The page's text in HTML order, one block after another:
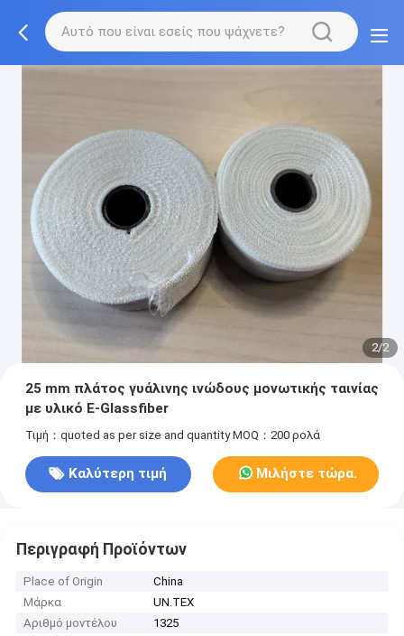
2/2
25 mm πλάτος γυάλινης ινώδους μονωτικής ταινίας
με υλικό E-Glassfiber
Τιμή：quoted as per size and quantity MOQ：200 ρολά
Καλύτερη τιμή Μιλήστε τώρα.
Περιγραφή Προϊόντων
Place of Origin
China
Μάρκα
UN.TEX
Αριθμό μοντέλου
1325